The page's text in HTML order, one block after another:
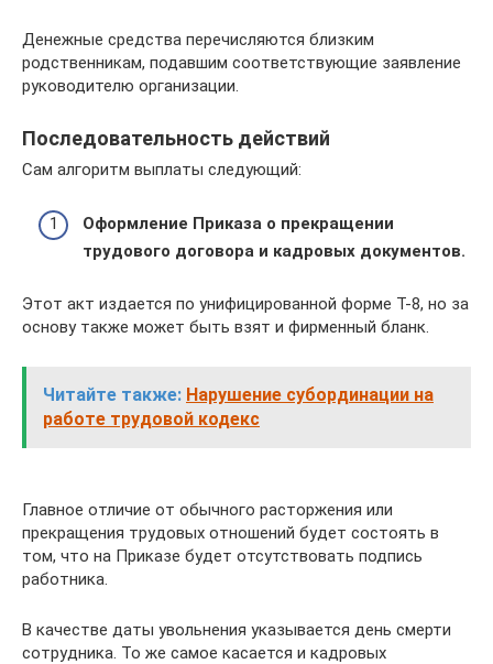
Денежные средства перечисляются близким
родственникам, подавшим соответствующие заявление
руководителю организации.
Последовательность действий
Сам алгоритм выплаты следующий:
Оформление Приказа о прекращении
трудового договора и кадровых документов.
Этот акт издается по унифицированной форме Т-8, но за
основу также может быть взят и фирменный бланк.
Читайте также: Нарушение субординации на
работе трудовой кодекс
Главное отличие от обычного расторжения или
прекращения трудовых отношений будет состоять в
том, что на Приказе будет отсутствовать подпись
работника.
В качестве даты увольнения указывается день смерти
сотрудника. То же самое касается и кадровых